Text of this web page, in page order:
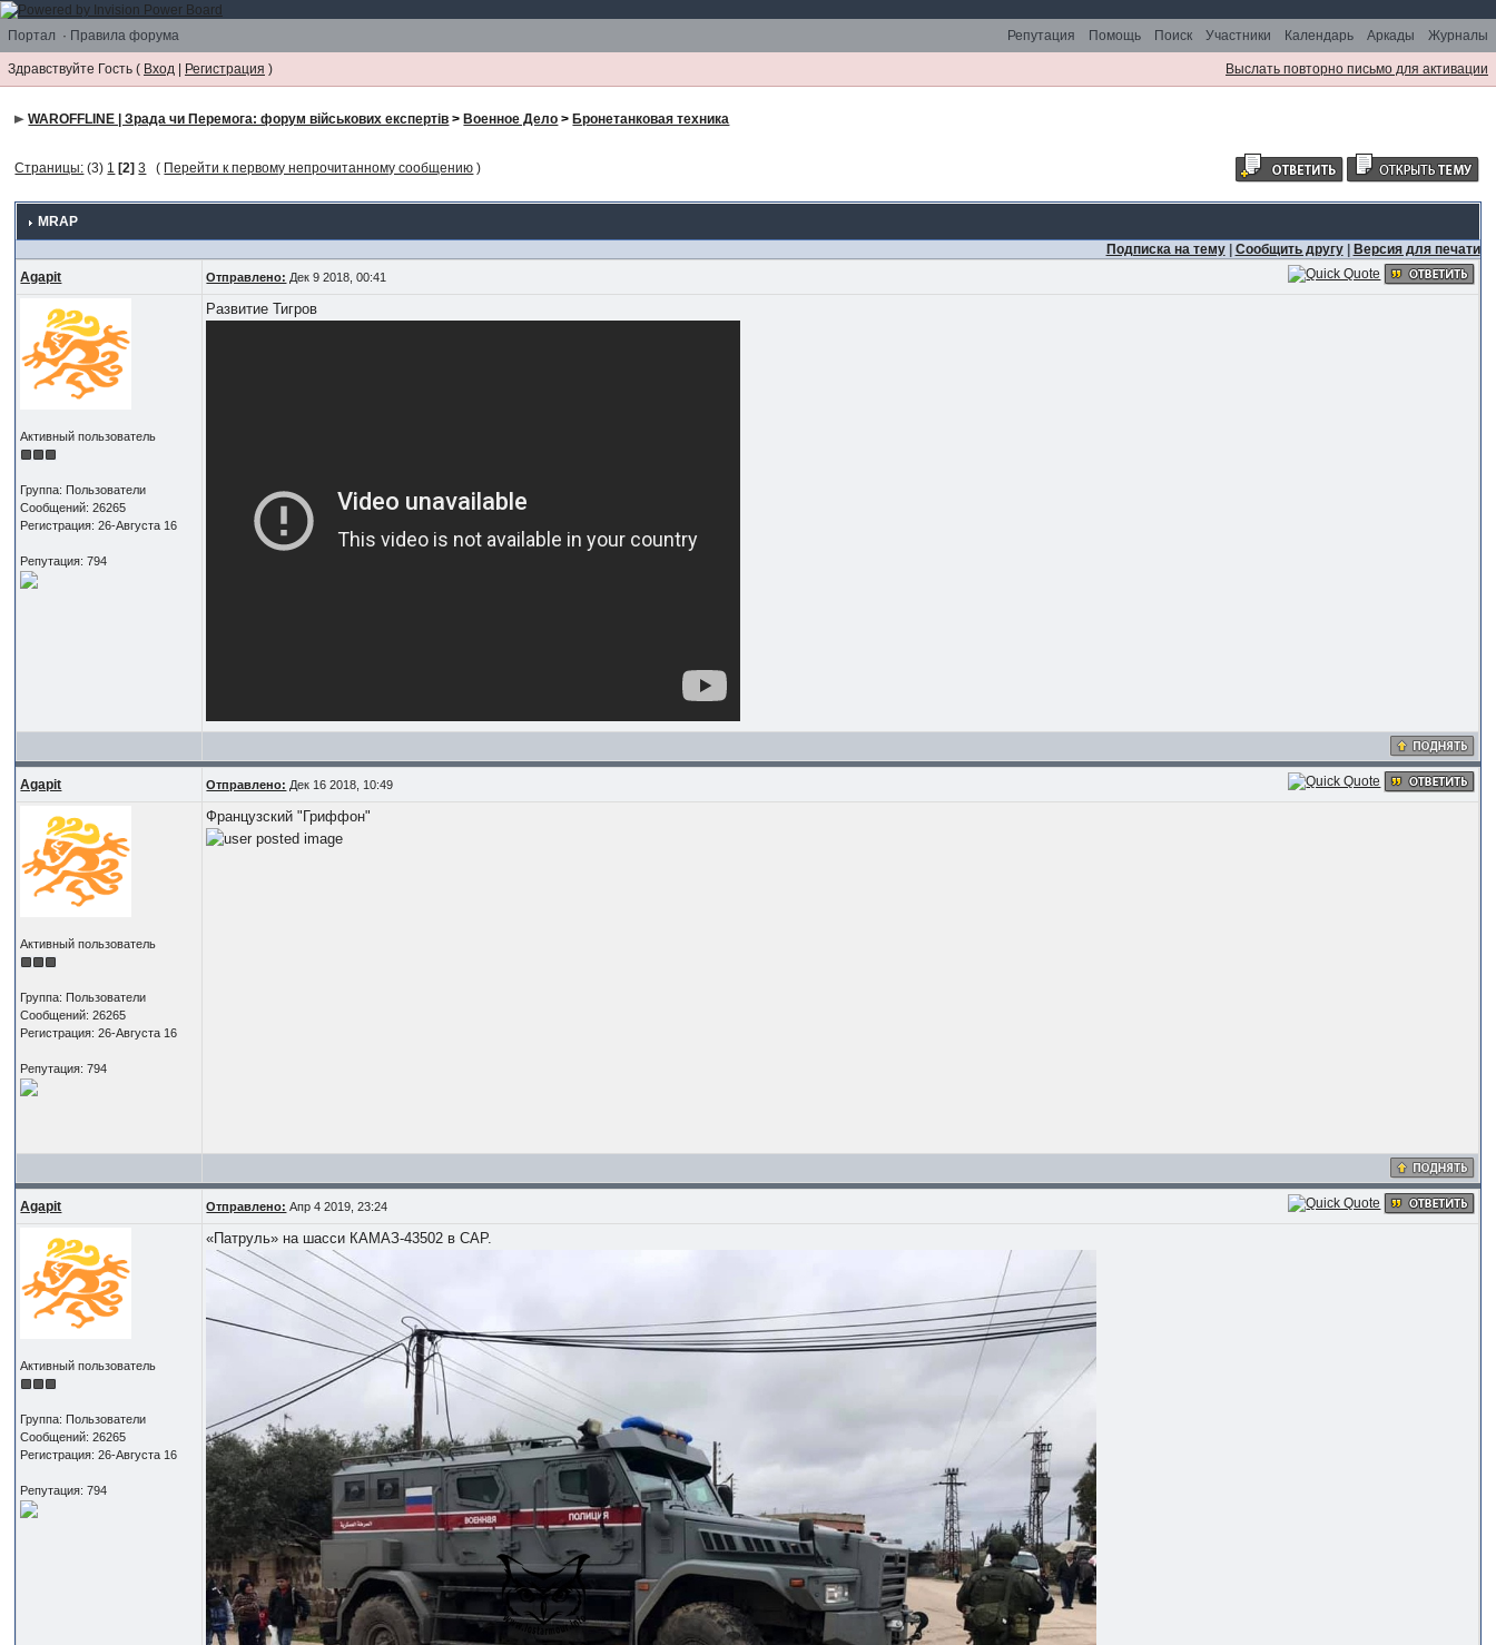
Портал · Правила форума Репутация Помощь Поиск Участники Календарь Аркады Журналы
Здравствуйте Гость ( Вход | Регистрация ) Выслать повторно письмо для активации
WAROFFLINE | Зрада чи Перемога: форум військових експертів >Военное Дело >Бронетанковая техника
Страницы: (3) 1 [2] 3 ( Перейти к первому непрочитанному сообщению )
MRAP
Подписка на тему| Сообщить другу| Версия для печати
Agapit
Отправлено: Дек 9 2018, 00:41
Активный пользователь
Группа: Пользователи
Сообщений: 26265
Регистрация: 26-Августа 16
Репутация: 794
Развитие Тигров
Agapit Отправлено: Дек 16 2018, 10:49
Активный пользователь
Группа: Пользователи
Сообщений: 26265
Регистрация: 26-Августа 16
Репутация: 794
Французский "Гриффон"
Agapit Отправлено: Апр 4 2019, 23:24
Активный пользователь
Группа: Пользователи
Сообщений: 26265
Регистрация: 26-Августа 16
Репутация: 794
«Патруль» на шасси КАМАЗ-43502 в САР.